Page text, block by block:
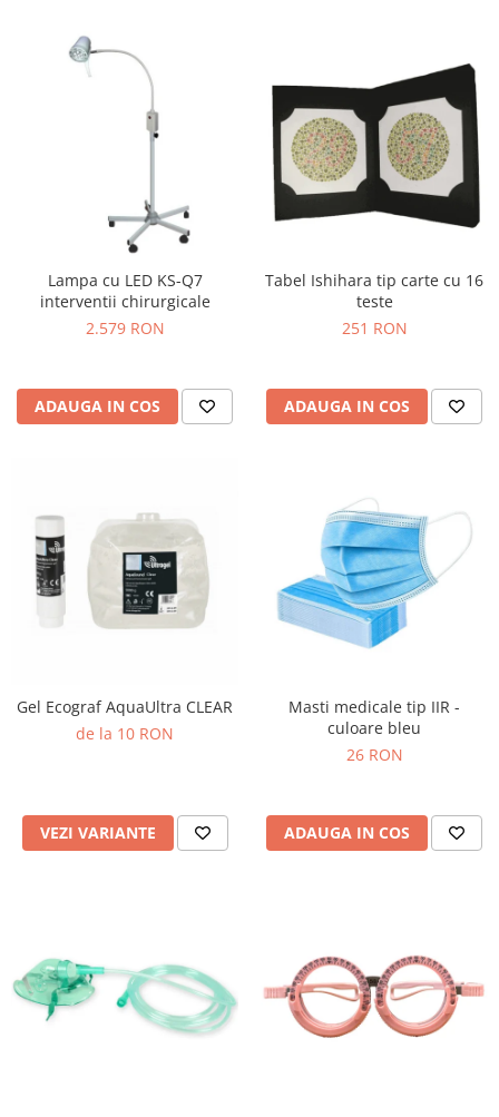
Lampa cu LED KS-Q7
interventii chirurgicale
2.579 RON
ADAUGA IN COS
Tabel Ishihara tip carte cu 16
teste
251 RON
ADAUGA IN COS
Gel Ecograf AquaUltra CLEAR
de la 10 RON
VEZI VARIANTE
Masti medicale tip IIR -
culoare bleu
26 RON
ADAUGA IN COS